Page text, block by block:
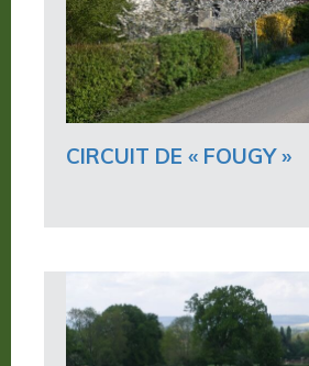
CIRCUIT DE « FOUGY »